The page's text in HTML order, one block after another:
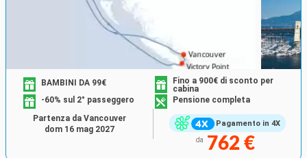
Pagamento in 4X
BAMBINI DA 99€
Fino a 900€ di sconto per
cabina
-60% sul 2° passeggero
Pensione completa
da 762 €
Partenza da Vancouver
dom 16 mag 2027